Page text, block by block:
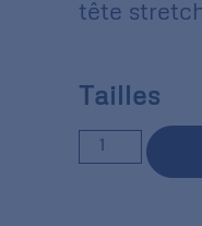
tête
Tailles